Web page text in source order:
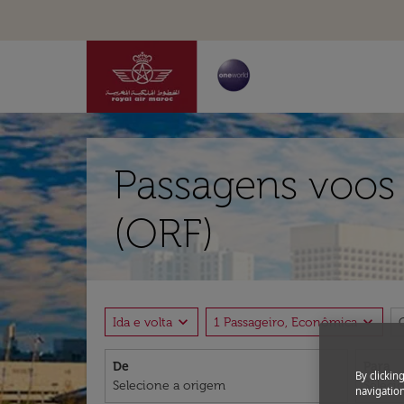
Passagens
(ORF)
Ida e volta expand_more 1 Passageiro, Econômicaexpand_more
De
By